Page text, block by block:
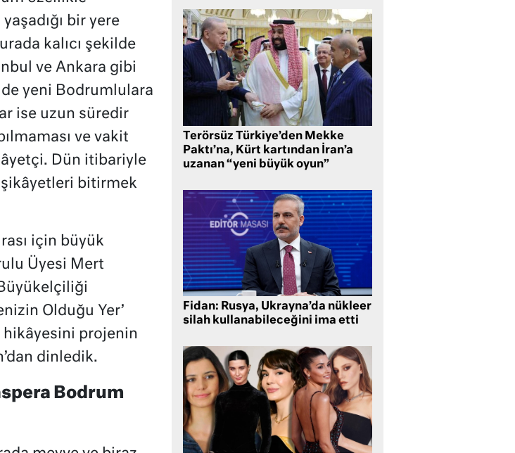
bir yere
kalıcı şekilde
ve Ankara gibi
yeni Bodrumlulara
ise uzun süredir
ve vakit
Dün itibariyle
şikâyetleri bitirmek
için büyük
Üyesi Mert
Olduğu Yer’
projenin
dinledik.
Bodrum
Terörsüz Türkiye’den Mekke
Paktı’na, Kürt kartından İran’a
uzanan “yeni büyük oyun”
Fidan: Rusya, Ukrayna’da nükleer
silah kullanabileceğini ima etti